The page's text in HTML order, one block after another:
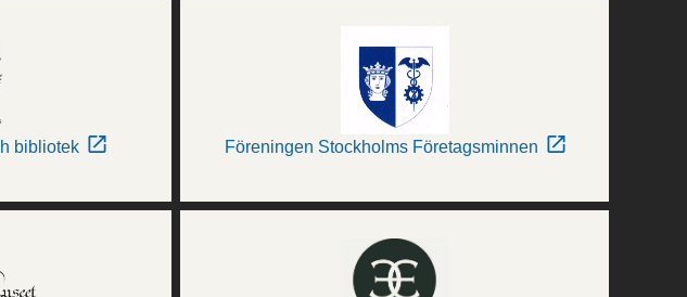
bibliotek Föreningen Stockholms Företagsminnen